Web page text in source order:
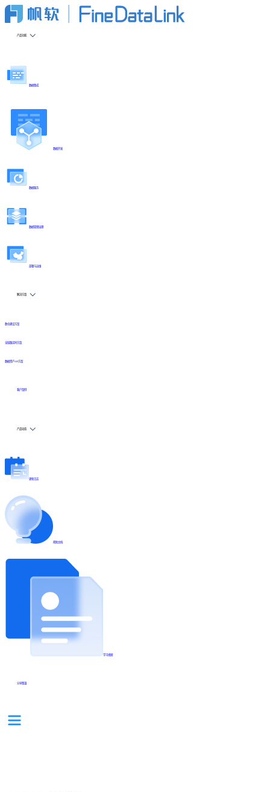
产品功能
数据集成
数据开发
数据服务
数据管理治理
部署与运维
解决方案
数仓建设方案
全链路实时方案
数据资产API方案
客户案例
产品动态
更新日志
帮助文档
学习视频
分享集锦